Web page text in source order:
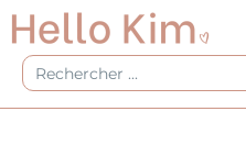
Aller
au
contenu
Rechercher